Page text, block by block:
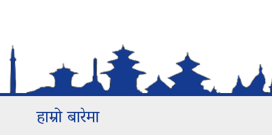
हाम्रो बारेमा